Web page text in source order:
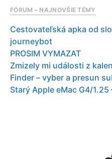
FÓRUM – NAJNOVŠIE TÉMY
Cestovateľská apka od
journeybot
PROSIM VYMAZAT
Zmizely mi události z
Finder – vyber a presun
Starý Apple eMac G4/